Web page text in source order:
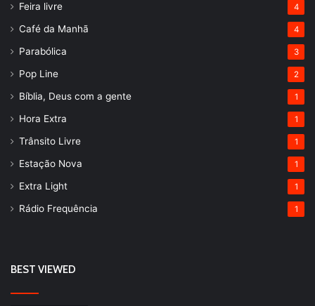
Feira livre 4
Café da Manhã 4
Parabólica 3
Pop Line 2
Bíblia, Deus com a gente 1
Hora Extra 1
Trânsito Livre 1
Estação Nova 1
Extra Light 1
Rádio Frequência 1
BEST VIEWED